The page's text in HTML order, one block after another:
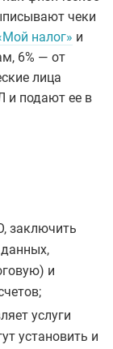
чеки
налог» и
6% — от
лица
и подают ее в
заключить
и
услуги
установить и